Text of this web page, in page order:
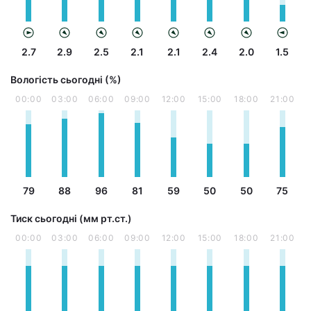
2.7 2.9 2.5 2.1 2.1 2.4 2.0 1.5
Вологість сьогодні (%)
00:00
79
03:00
88
06:00
96
09:00
81
12:00
59
15:00
50
18:00
50
21:00
75
Тиск сьогодні (мм рт.ст.)
00:00 03:00 06:00 09:00 12:00 15:00 18:00 21:00